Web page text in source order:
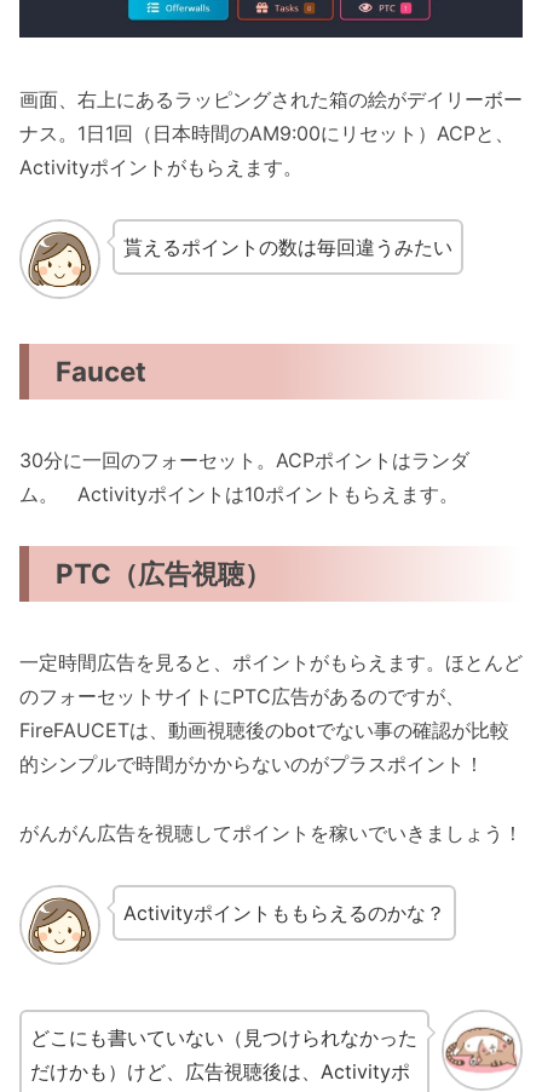
画面、右上にあるラッピングされた箱の絵がデイリーボー
ナス。1日1回（日本時間のAM9:00にリセット）ACPと、
Activityポイントがもらえます。
貰えるポイントの数は毎回違うみたい
Faucet
30分に一回のフォーセット。ACPポイントはランダ
ム。 Activityポイントは10ポイントもらえます。
PTC（広告視聴）
一定時間広告を見ると、ポイントがもらえます。ほとんど
のフォーセットサイトにPTC広告があるのですが、
FireFAUCETは、動画視聴後のbotでない事の確認が比較
的シンプルで時間がかからないのがプラスポイント！
がんがん広告を視聴してポイントを稼いでいきましょう！
Activityポイントももらえるのかな？
どこにも書いていない（見つけられなかった
だけかも）けど、広告視聴後は、Activityポ